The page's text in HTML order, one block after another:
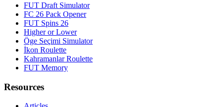
FUT Draft Simulator
FC 26 Pack Opener
FUT Spins 26
Higher or Lower
Öge Seçimi Simulator
İkon Roulette
Kahramanlar Roulette
FUT Memory
Resources